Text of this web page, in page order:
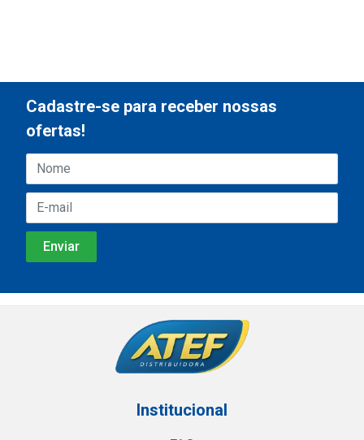
Cadastre-se para receber nossas
ofertas!
Institucional